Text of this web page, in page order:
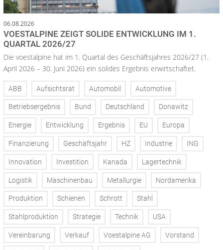
06.08.2026
VOESTALPINE ZEIGT SOLIDE ENTWICKLUNG IM 1.
QUARTAL 2026/27
Die voestalpine hat im 1. Quartal des Geschäftsjahres 2026/27 (1.
April 2026 – 30. Juni 2026) ein solides Ergebnis erwirtschaftet.
ABB Aufsichtsrat Automobil Automotive
Betriebsergebnis Bund Deutschland Donawitz
Energie Entwicklung Ergebnis EU Europa
Finanzierung Geschäftsjahr HZ Industrie ING
Innovation Investition Kanada Lagertechnik
Logistik Maschinenbau Metallurgie Nordamerika
Produktion Schienen Schrott Stahl
Stahlproduktion Strategie Technik USA
Vereinbarung Verkauf Voestalpine AG Vorstand